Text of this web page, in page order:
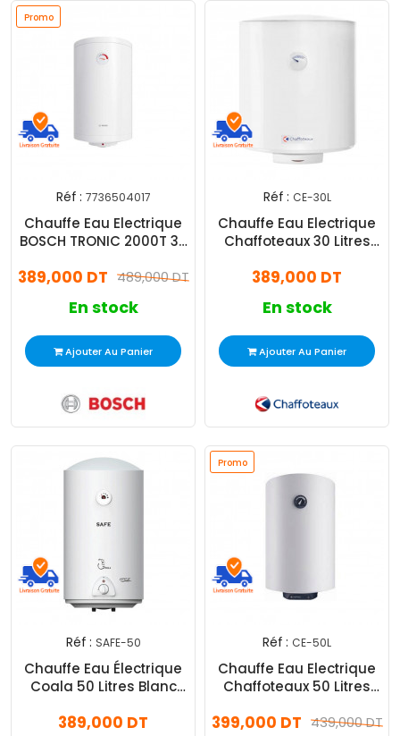
Promo
Réf : 7736504017
Chauffe Eau Electrique
BOSCH TRONIC 2000T 30
489,000 DT
389,000 DT
En stock
Ajouter Au Panier
Réf : CE-30L
Chauffe Eau Electrique
Chaffoteaux 30 Litres
389,000 DT
En stock
Ajouter Au Panier
Réf : SAFE-50
Chauffe Eau Électrique
Coala 50 Litres Blanc
389,000 DT
Promo
Réf : CE-50L
Chauffe Eau Electrique
Chaffoteaux 50 Litres
439,000 DT
399,000 DT